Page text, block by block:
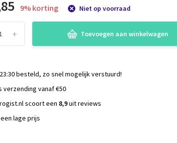
9% korting Niet op voorraad
+ Toevoegen aan winkelwagen
besteld, zo snel mogelijk verstuurd!
verzending vanaf €50
scoort een 8,9uit reviews
lage prijs